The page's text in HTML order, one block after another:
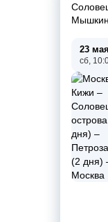
Мышкин
23
сб,